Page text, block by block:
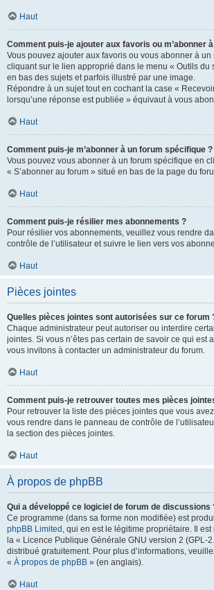
Haut
Comment puis-je ajouter aux favoris ou m’abonner
Vous pouvez ajouter aux favoris ou vous abonner à
cliquant sur le lien approprié dans le menu « Outils du
en bas des sujets et parfois illustré par une image.
Répondre à un sujet tout en cochant la case «
lorsqu’une réponse est publiée » équivaut à vous
Haut
Comment puis-je m’abonner à un forum spécifique ?
Vous pouvez vous abonner à un forum spécifique en
« S’abonner au forum » situé en bas de la page du
Haut
Comment puis-je résilier mes abonnements ?
Pour résilier vos abonnements, veuillez vous rendre
contrôle de l’utilisateur et suivre le lien vers vos
Haut
Pièces jointes
Quelles pièces jointes sont autorisées sur ce forum
Chaque administrateur peut autoriser ou interdire
jointes. Si vous n’êtes pas certain de savoir ce qui est
vous invitons à contacter un administrateur du forum.
Haut
Comment puis-je retrouver toutes mes pièces
Pour retrouver la liste des pièces jointes que vous
vous rendre dans le panneau de contrôle de
la section des pièces jointes.
Haut
À propos de phpBB
Qui a développé ce logiciel de forum de discussions
Ce programme (dans sa forme non modifiée) est
phpBB Limited , qui en est le légitime propriétaire. Il
la « Licence Publique Générale GNU version 2 (GPL-
distribué gratuitement. Pour plus d’informations,
« À propos de phpBB » (en anglais).
Haut